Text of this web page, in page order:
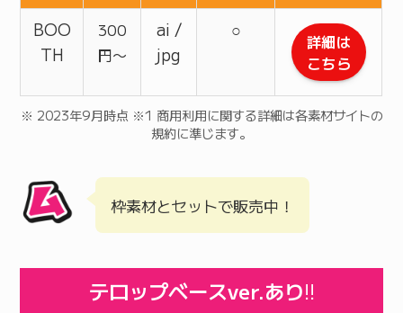
BOO
TH
300
円〜
ai /
jpg
○
詳細は
こちら
※ 2023年9月時点 ※1 商用利用に関する詳細は各素材サイトの
規約に準じます。
枠素材とセットで販売中！
テロップベースver.あり!!